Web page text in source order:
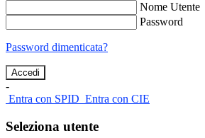
Nome Utente
Password
Password dimenticata?
-
Entra con SPID Entra con CIE
Seleziona utente